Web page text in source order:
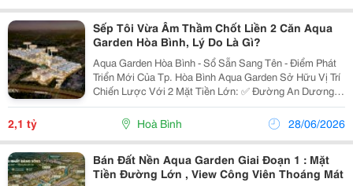
Sếp Tôi Vừa Âm Thầm Chốt Liền 2 Căn Aqua
Garden Hòa Bình, Lý Do Là Gì?
Aqua Garden Hòa Bình - Sổ Sẵn Sang Tên - Điểm Phát
Triển Mới Của Tp. Hòa Bình Aqua Garden Sở Hữu Vị Trí
Chiến Lược Với 2 Mặt Tiền Lớn: ✅ Đường An Dương
Vương ✅ Quốc Lộ 6 Từ Dự Án Dễ Dàng Kết Nối Hà Nội,
Cao Tốc Hòa Lạc &Ndash; Hòa Bình Và...
2,1 tỷ Hoà Bình 28/06/2026
Bán Đất Nền Aqua Garden Giai Đoạn 1 : Mặt
Tiền Đường Lớn , View Công Viên Thoáng Mát